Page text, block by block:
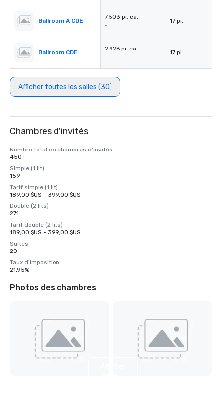
Ballroom A CDE
7 503 pi. ca.
-
17 pi.
Ballroom CDE
2 926 pi. ca.
-
17 pi.
Afficher toutes les salles (30)
Chambres d'invités
Nombre total de chambres d'invités
450
Simple (1 lit)
159
Tarif simple (1 lit)
189,00 $US - 399,00 $US
Double (2 lits)
271
Tarif double (2 lits)
189,00 $US - 399,00 $US
Suites
20
Taux d'imposition
21,95%
Photos des chambres